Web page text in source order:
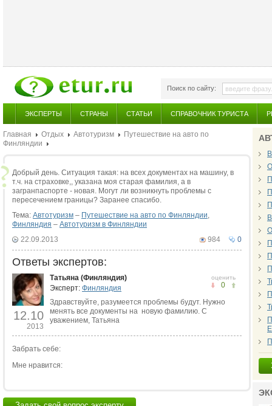
Поиск по сайту:
ЭКСПЕРТЫ СТРАНЫ СТАТЬИ СПРАВОЧНИК ТУРИСТА
Главная Отдых Автотуризм
Путешествие на авто по
Финляндии
Добрый день. Ситуация такая: на всех документах на машину, в
т.ч. на страховке,, указана моя старая фамилия, а в
загранпаспорте - новая. Могут ли возникнуть проблемы с
пересечением границы? Заранее спасибо.
Тема: Автотуризм – Путешествие на авто по Финляндии,
Финляндия – Автотуризм в Финляндии
0
984
22.09.2013
Ответы экспертов:
12.10
2013
оценить
0
Татьяна (Финляндия)
Эксперт: Финляндия
Здравствуйте, разумеется проблемы будут. Нужно
менять все документы на новую фамилию. С
уважением, Татьяна
Забрать себе:
Мне нравится: